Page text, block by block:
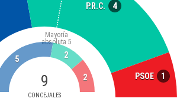
P.R.C. 4
PSOE 1
9
CONCEJALES
Mayoría
absoluta 5
5 2
2